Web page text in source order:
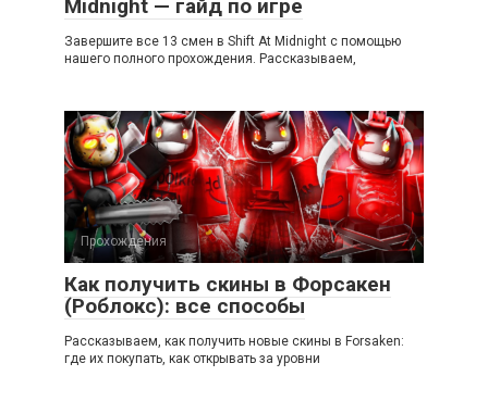
Midnight — гайд по игре
Завершите все 13 смен в Shift At Midnight с помощью
нашего полного прохождения. Рассказываем,
Прохождения
Как получить скины в Форсакен
(Роблокс): все способы
Рассказываем, как получить новые скины в Forsaken:
где их покупать, как открывать за уровни